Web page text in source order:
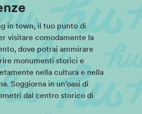
in town, il tuo punto di
visitare comodamente la
dove potrai ammirare
monumenti storici e
nella cultura e nella
Soggiorna in un’oasi di
dal centro storico di